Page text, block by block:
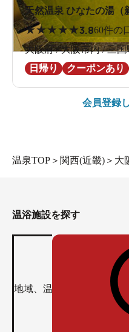
天然温泉 ひなたの湯（
★★★★★3.860件の
大阪府 / 大阪市内 / 三国
日帰り
クーポンあり
会員登録
温泉TOP ＞ 関西(近畿) ＞ 大
温浴施設を探す